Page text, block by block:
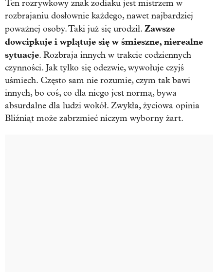
Ten rozrywkowy znak zodiaku jest mistrzem w
rozbrajaniu dosłownie każdego, nawet najbardziej
poważnej osoby. Taki już się urodził. Zawsze
dowcipkuje i wplątuje się w śmieszne, nierealne
sytuacje. Rozbraja innych w trakcie codziennych
czynności. Jak tylko się odezwie, wywołuje czyjś
uśmiech. Często sam nie rozumie, czym tak bawi
innych, bo coś, co dla niego jest normą, bywa
absurdalne dla ludzi wokół. Zwykła, życiowa opinia
Bliźniąt może zabrzmieć niczym wyborny żart.